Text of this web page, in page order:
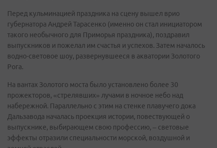
Перед кульминацией праздника на сцену вышел врио
губернатора Андрей Тарасенко (именно он стал инициатором
такого необычного для Приморья праздника), поздравил
выпускников и пожелал им счастья и успехов. Затем началось
водно-световое шоу, развернувшееся в акватории Золотого
Рога.
На вантах Золотого моста было установлено более 30
прожекторов, «стрелявших» лучами в ночное небо над
набережной. Параллельно с этим на стенке плавучего дока
Дальзавода началась проекция истории, повествующей о
выпускнике, выбирающем свою профессию, – световые
эффекты отразили специальности морской, воздушной и